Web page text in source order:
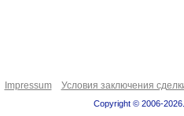
Impressum Условия заключения
Copyright © 2006-